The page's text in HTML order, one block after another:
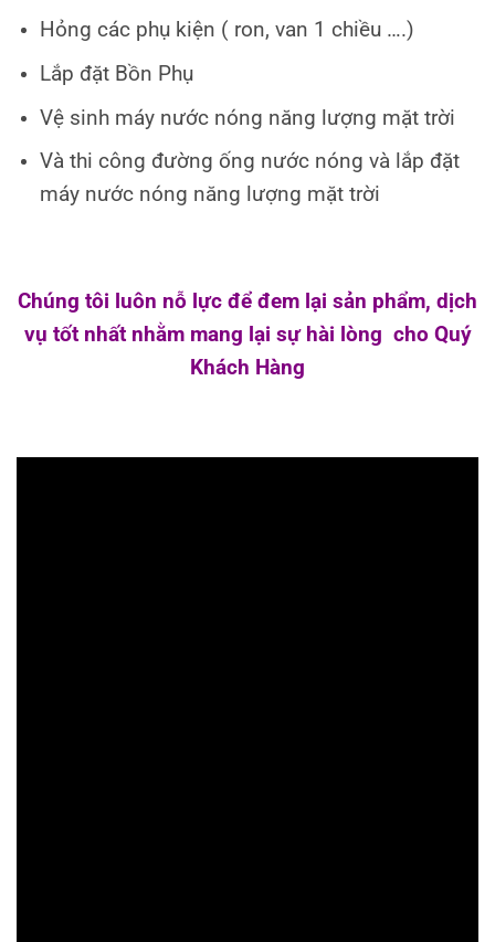
Hỏng các phụ kiện ( ron, van 1 chiều ….)
Lắp đặt Bồn Phụ
Vệ sinh máy nước nóng năng lượng mặt trời
Và thi công đường ống nước nóng và lắp đặt
máy nước nóng năng lượng mặt trời
Chúng tôi luôn nỗ lực để đem lại sản phẩm, dịch
vụ tốt nhất nhằm mang lại sự hài lòng cho Quý
Khách Hàng